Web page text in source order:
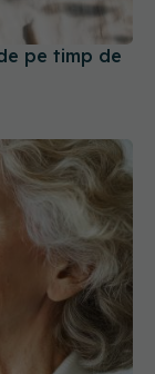
pe timp de